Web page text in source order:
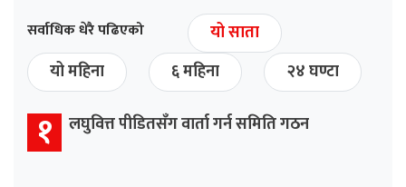
सर्वाधिक धेरै पढिएको
यो साता
यो महिना
६ महिना २४ घण्टा
१ लघुवित्त पीडितसँग वार्ता गर्न समिति गठन